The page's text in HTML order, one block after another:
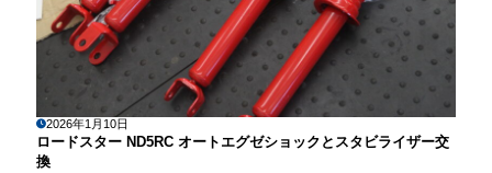
2026年1月10日
ロードスター ND5RC オートエグゼショックとスタビライザー交
換